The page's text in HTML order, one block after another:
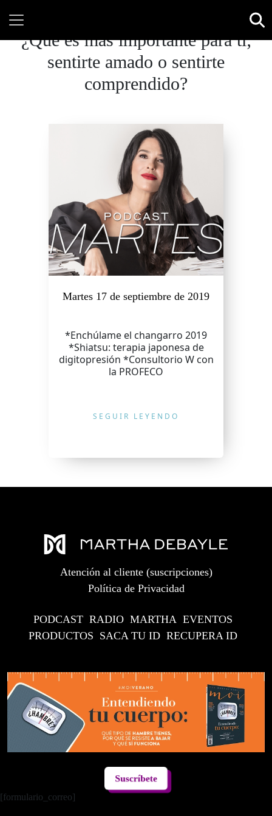
¿Qué es más importante para ti;
sentirte amado o sentirte
comprendido?
Martes 17 de septiembre de 2019
*Enchúlame el changarro 2019
*Shiatsu: terapia japonesa de
digitopresión *Consultorio W con
la PROFECO
SEGUIR LEYENDO
Atención al cliente (suscripciones)
Política de Privacidad
PODCAST RADIO MARTHA EVENTOS
PRODUCTOS SACA TU ID RECUPERA ID
Suscríbete
[formulario_correo]